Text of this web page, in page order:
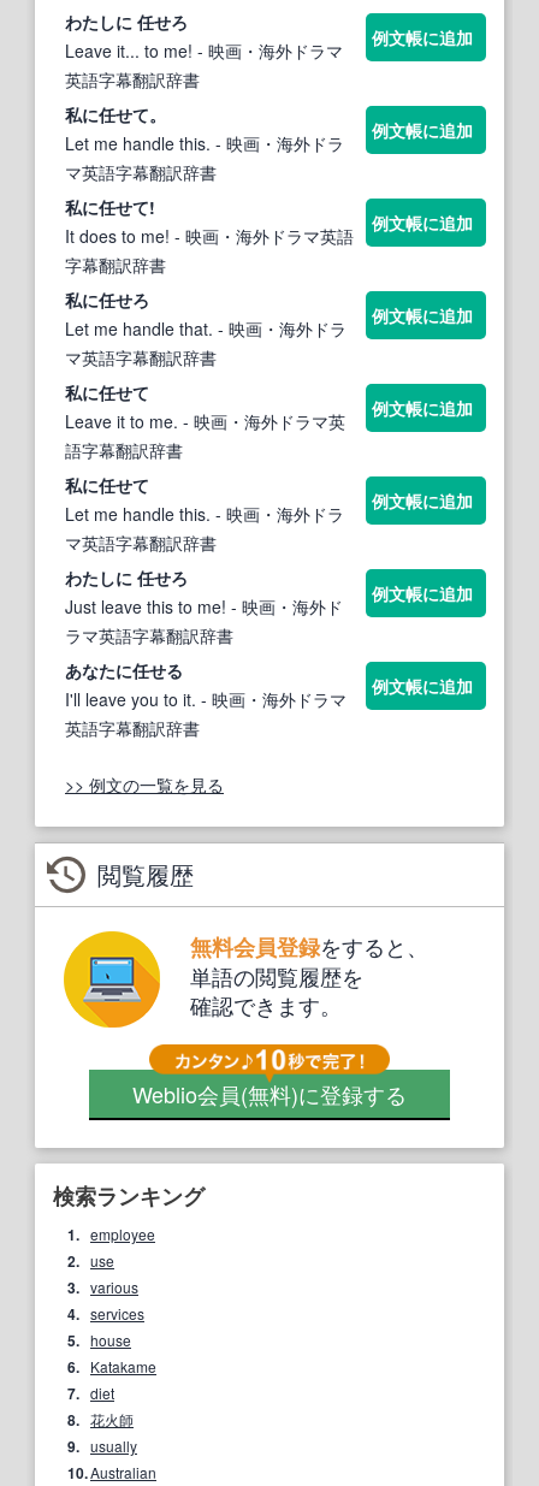
わたしに 任せろ
Leave it... to me! - 映画・海外ドラマ
英語字幕翻訳辞書
例文帳に追加
私に任せて。
Let me handle this. - 映画・海外ドラ
マ英語字幕翻訳辞書
例文帳に追加
私に任せて!
It does to me! - 映画・海外ドラマ英語
字幕翻訳辞書
例文帳に追加
私に任せろ
Let me handle that. - 映画・海外ドラ
マ英語字幕翻訳辞書
例文帳に追加
私に任せて
Leave it to me. - 映画・海外ドラマ英
語字幕翻訳辞書
例文帳に追加
私に任せて
Let me handle this. - 映画・海外ドラ
マ英語字幕翻訳辞書
例文帳に追加
わたしに 任せろ
Just leave this to me! - 映画・海外ド
ラマ英語字幕翻訳辞書
例文帳に追加
あなたに任せる
I'll leave you to it. - 映画・海外ドラマ
英語字幕翻訳辞書
例文帳に追加
>> 例文の一覧を見る
閲覧履歴
無料会員登録をすると、
単語の閲覧履歴を
確認できます。
Weblio会員(無料)に登録する
検索ランキング
1. employee
2. use
3. various
4. services
5. house
6. Katakame
7. diet
8. 花火師
9. usually
10.Australian